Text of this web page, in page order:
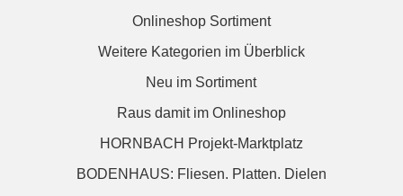
Onlineshop Sortiment
Weitere Kategorien im Überblick
Neu im Sortiment
Raus damit im Onlineshop
HORNBACH Projekt-Marktplatz
BODENHAUS: Fliesen. Platten. Dielen